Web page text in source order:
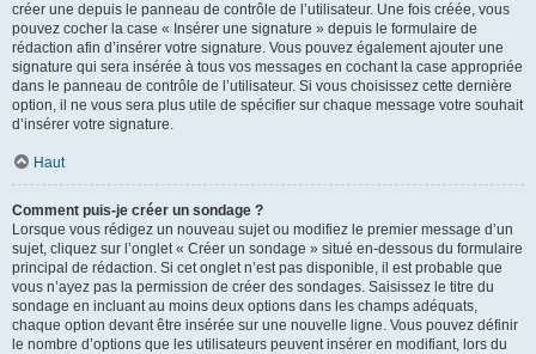
créer une depuis le panneau de contrôle de l’utilisateur. Une fois créée, vous
pouvez cocher la case « Insérer une signature » depuis le formulaire de
rédaction afin d’insérer votre signature. Vous pouvez également ajouter une
signature qui sera insérée à tous vos messages en cochant la case appropriée
dans le panneau de contrôle de l’utilisateur. Si vous choisissez cette dernière
option, il ne vous sera plus utile de spécifier sur chaque message votre souhait
d’insérer votre signature.
Haut
Comment puis-je créer un sondage ?
Lorsque vous rédigez un nouveau sujet ou modifiez le premier message d’un
sujet, cliquez sur l’onglet « Créer un sondage » situé en-dessous du formulaire
principal de rédaction. Si cet onglet n’est pas disponible, il est probable que
vous n’ayez pas la permission de créer des sondages. Saisissez le titre du
sondage en incluant au moins deux options dans les champs adéquats,
chaque option devant être insérée sur une nouvelle ligne. Vous pouvez définir
le nombre d’options que les utilisateurs peuvent insérer en modifiant, lors du